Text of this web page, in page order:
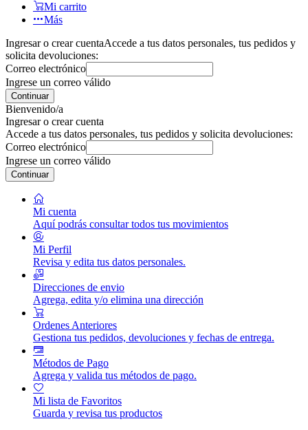
Mi carrito
Más
Ingresar o crear cuentaAccede a tus datos personales, tus pedidos y
solicita devoluciones:
Correo electrónico
Ingrese un correo válido
Continuar
Bienvenido/a
Ingresar o crear cuenta
Accede a tus datos personales, tus pedidos y solicita devoluciones:
Correo electrónico
Ingrese un correo válido
Continuar
Mi cuenta
Aquí podrás consultar todos tus movimientos
Mi Perfil
Revisa y edita tus datos personales.
Direcciones de envio
Agrega, edita y/o elimina una dirección
Ordenes Anteriores
Gestiona tus pedidos, devoluciones y fechas de entrega.
Métodos de Pago
Agrega y valida tus métodos de pago.
Mi lista de Favoritos
Guarda y revisa tus productos